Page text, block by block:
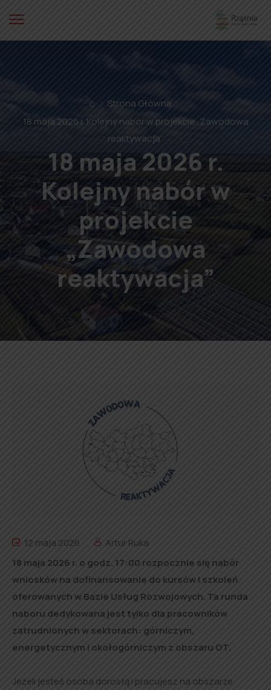
⌂
Strona Główna
18 maja 2026 r. Kolejny nabór w projekcie „Zawodowa
reaktywacja”
18 maja 2026 r.
Kolejny nabór w
projekcie
„Zawodowa
reaktywacja”
12 maja 2026
Artur Ruka
18 maja 2026 r. o godz. 17:00 rozpocznie się nabór
wniosków na dofinansowanie do kursów i szkoleń
oferowanych w Bazie Usług Rozwojowych. Ta runda
naboru dedykowana jest tylko dla pracowników
zatrudnionych w sektorach: górniczym,
energetycznym i okołogórniczym z obszaru OT.
Jeżeli jesteś osoba dorosłą i pracujesz na obszarze